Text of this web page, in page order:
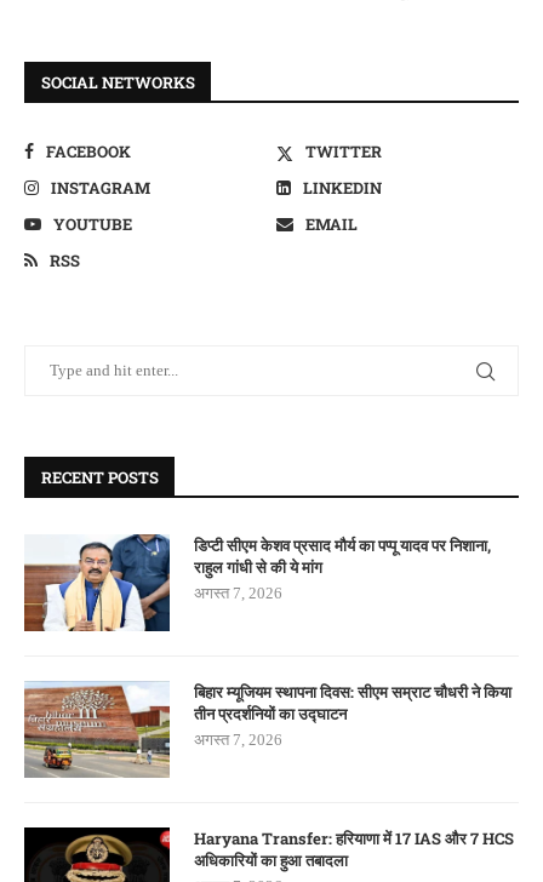
SOCIAL NETWORKS
FACEBOOK
TWITTER
INSTAGRAM
LINKEDIN
YOUTUBE
EMAIL
RSS
RECENT POSTS
डिप्टी सीएम केशव प्रसाद मौर्य का पप्पू यादव पर निशाना,
राहुल गांधी से की ये मांग
अगस्त 7, 2026
बिहार म्यूजियम स्थापना दिवस: सीएम सम्राट चौधरी ने किया
तीन प्रदर्शनियों का उद्घाटन
अगस्त 7, 2026
Haryana Transfer: हरियाणा में 17 IAS और 7 HCS
अधिकारियों का हुआ तबादला